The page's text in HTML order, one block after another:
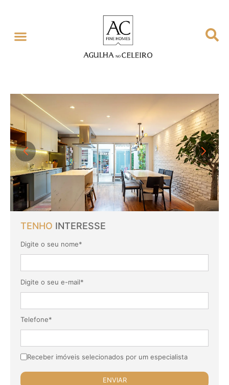
TENHO INTERESSE
Digite o seu nome*
Digite o seu e-mail*
Telefone*
Receber imóveis selecionados por um especialista